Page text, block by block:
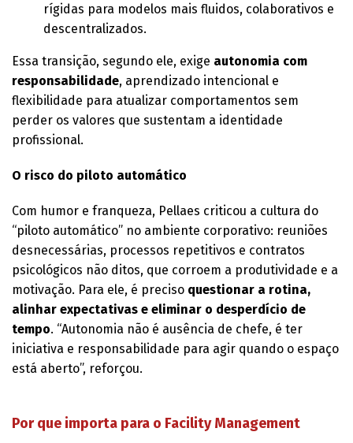
rígidas para modelos mais fluidos, colaborativos e
descentralizados.
Essa transição, segundo ele, exige autonomia com
responsabilidade, aprendizado intencional e
flexibilidade para atualizar comportamentos sem
perder os valores que sustentam a identidade
profissional.
O risco do piloto automático
Com humor e franqueza, Pellaes criticou a cultura do
“piloto automático” no ambiente corporativo: reuniões
desnecessárias, processos repetitivos e contratos
psicológicos não ditos, que corroem a produtividade e a
motivação. Para ele, é preciso questionar a rotina,
alinhar expectativas e eliminar o desperdício de
tempo. “Autonomia não é ausência de chefe, é ter
iniciativa e responsabilidade para agir quando o espaço
está aberto”, reforçou.
Por que importa para o Facility Management